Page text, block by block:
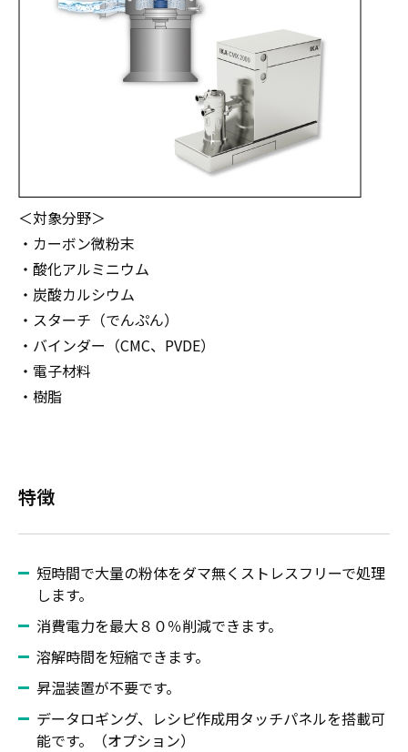
＜対象分野＞
・カーボン微粉末
・酸化アルミニウム
・炭酸カルシウム
・スターチ（でんぷん）
・バインダー（CMC、PVDE）
・電子材料
・樹脂
特徴
短時間で大量の粉体をダマ無くストレスフリーで処理
します。
消費電力を最大８０％削減できます。
溶解時間を短縮できます。
昇温装置が不要です。
データロギング、レシピ作成用タッチパネルを搭載可
能です。（オプション）